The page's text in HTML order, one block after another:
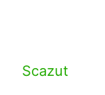
Scazut